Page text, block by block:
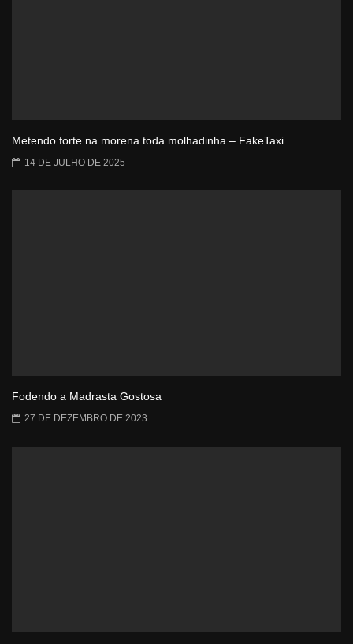
Metendo forte na morena toda molhadinha – FakeTaxi
14 DE JULHO DE 2025
Fodendo a Madrasta Gostosa
27 DE DEZEMBRO DE 2023